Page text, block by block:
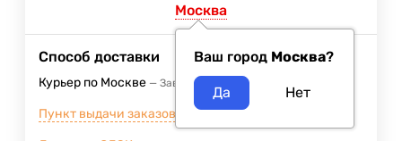
Москва
Ваш город Москва?
Способ доставки
Курьер по Москве Завтра Бесплатно
Пункт выдачи заказов м.ВДНХ Завтра